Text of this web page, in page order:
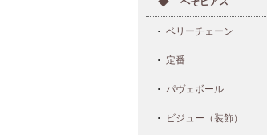
ベリーチェーン
定番
パヴェボール
ビジュー（装飾）